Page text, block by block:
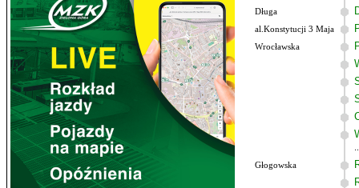
Długa
al.Konstytucji 3 Maja
Wrocławska
Głogowska